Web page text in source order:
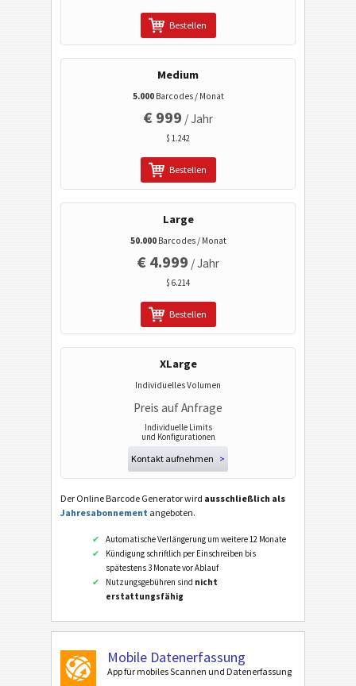
LinkedIn Firmenprofil
LinkedIn Share
Google Play Paketsuche
Gesundheitswesen
ISBN Codes
Visitenkarten
Kalender Codes
Wi-Fi Barcodes
Bestellen
Medium
5.000Barcodes / Monat
€ 999 / Jahr
$ 1.242
Bestellen
Large
50.000Barcodes / Monat
€ 4.999 / Jahr
$ 6.214
Bestellen
XLarge
Individuelles Volumen
Preis auf Anfrage
Individuelle Limits
und Konfigurationen
Kontakt aufnehmen >
Der Online Barcode Generator wird ausschließlich als
Jahresabonnement angeboten.
Automatische Verlängerung um weitere 12 Monate
Kündigung schriftlich per Einschreiben bis
spätestens 3 Monate vor Ablauf
Nutzungsgebühren sind nicht
erstattungsfähig
Mobile Datenerfassung
App für mobiles Scannen und Datenerfassung